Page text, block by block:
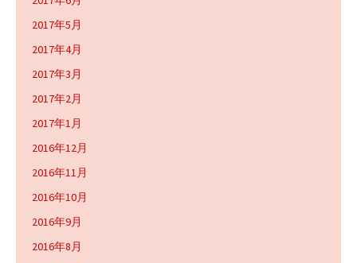
2017年5月
2017年4月
2017年3月
2017年2月
2017年1月
2016年12月
2016年11月
2016年10月
2016年9月
2016年8月